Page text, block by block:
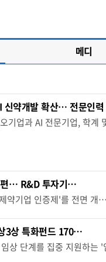
메디
신약개발 확산… 전문인
기업과 AI 전문기업, 학
편… R&D 투자기…
약기업 인증제'를 전면 개…
3상 특화펀드 170…
상 단계를 집중 지원하는